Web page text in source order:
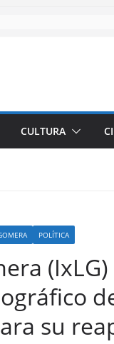
CULTURA
POLÍTICA
su